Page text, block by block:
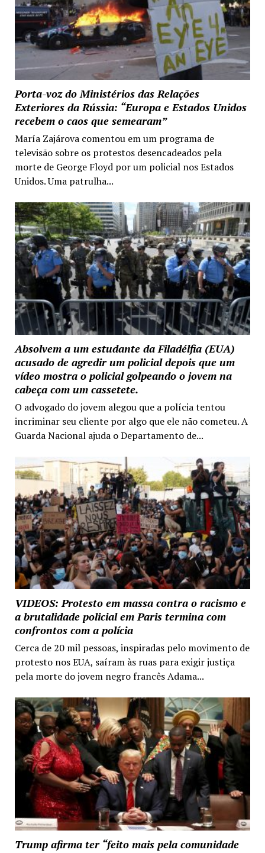
Porta-voz do Ministérios das Relações
Exteriores da Rússia: “Europa e Estados Unidos
recebem o caos que semearam”
María Zajárova comentou em um programa de
televisão sobre os protestos desencadeados pela
morte de George Floyd por um policial nos Estados
Unidos. Uma patrulha...
Absolvem a um estudante da Filadélfia (EUA)
acusado de agredir um policial depois que um
vídeo mostra o policial golpeando o jovem na
cabeça com um cassetete.
O advogado do jovem alegou que a polícia tentou
incriminar seu cliente por algo que ele não cometeu. A
Guarda Nacional ajuda o Departamento de...
VIDEOS: Protesto em massa contra o racismo e
a brutalidade policial em Paris termina com
confrontos com a polícia
Cerca de 20 mil pessoas, inspiradas pelo movimento de
protesto nos EUA, saíram às ruas para exigir justiça
pela morte do jovem negro francês Adama...
Trump afirma ter “feito mais pela comunidade